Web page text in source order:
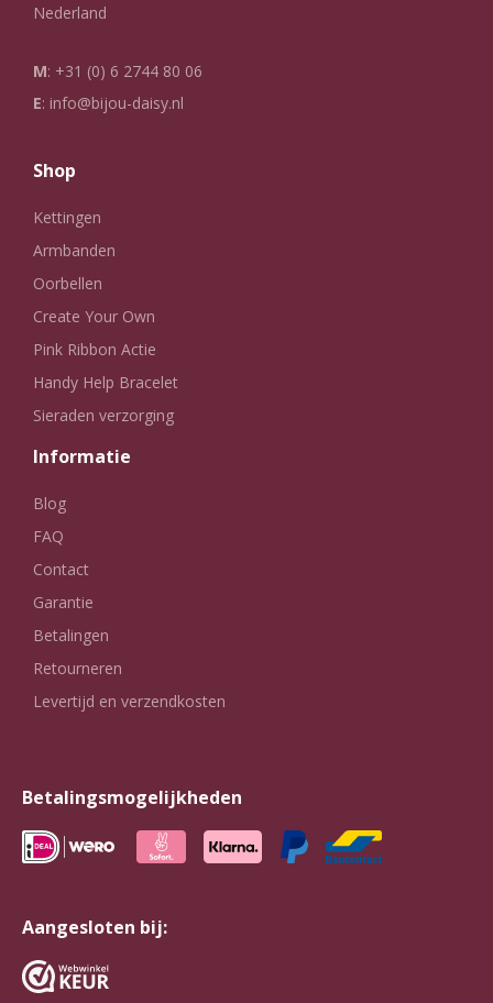
Nederland
M: +31 (0) 6 2744 80 06
E: info@bijou-daisy.nl
Shop
Kettingen
Armbanden
Oorbellen
Create Your Own
Pink Ribbon Actie
Handy Help Bracelet
Sieraden verzorging
Informatie
Blog
FAQ
Contact
Garantie
Betalingen
Retourneren
Levertijd en verzendkosten
Betalingsmogelijkheden
Aangesloten bij: